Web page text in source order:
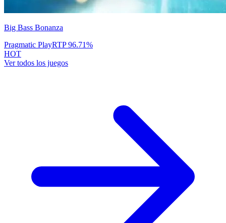
Big Bass Bonanza
Pragmatic PlayRTP96.71%
HOT
Ver todos los juegos